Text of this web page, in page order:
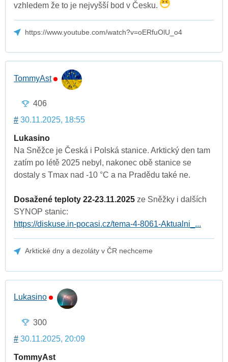
vzhledem že to je nejvyšší bod v Česku.
https://www.youtube.com/watch?v=oERfuOlU_o4
TommyAst
406
# 30.11.2025, 18:55
Lukasino
Na Sněžce je Česká i Polská stanice. Arktický den tam
zatím po létě 2025 nebyl, nakonec obě stanice se
dostaly s Tmax nad -10 °C a na Pradědu také ne.
Dosažené teploty 22-23.11.2025 ze Sněžky i dalších
SYNOP stanic:
https://diskuse.in-pocasi.cz/tema-4-8061-Aktualni_...
Arktické dny a dezoláty v ČR nechceme
Lukasino
300
# 30.11.2025, 20:09
TommyAst